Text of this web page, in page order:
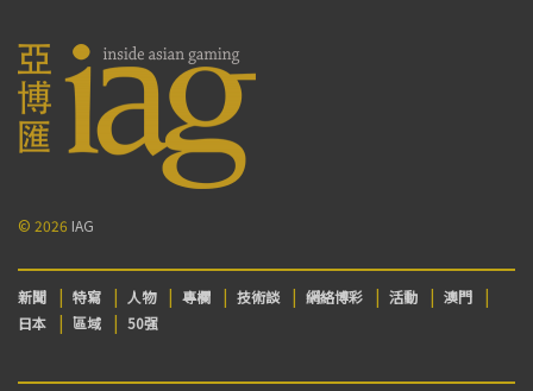
© 2026 IAG
新聞 特寫 人物 專欄 技術談 網絡博彩 活動
澳門
日本
區域 50强